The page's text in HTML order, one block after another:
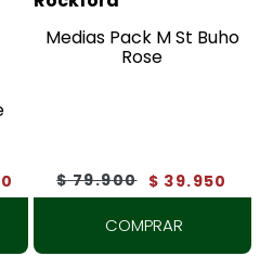
Medias Pack M St Buho
Rose
$ 79.900 $ 39.950
COMPRAR